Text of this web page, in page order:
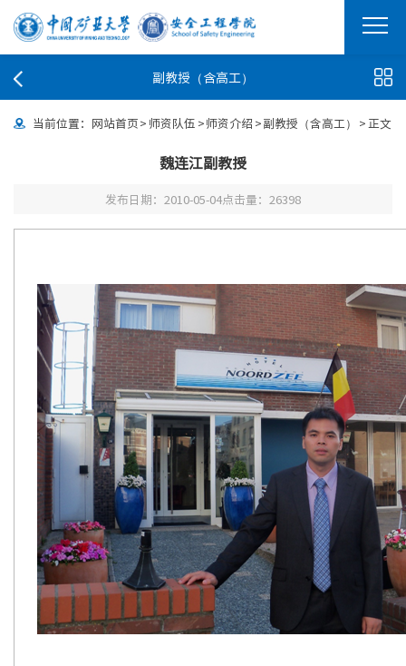
副教授（含高工）
当前位置： 网站首页> 师资队伍 >师资介绍 >副教授（含高工） >正文
魏连江副教授
发布日期：2010-05-04点击量： 26398